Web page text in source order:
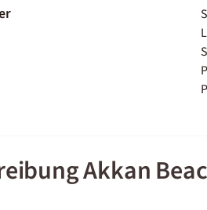
Akkan